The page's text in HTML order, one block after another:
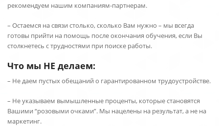
рекомендуем нашим компаниям-партнерам.
– Остаемся на связи столько, сколько Вам нужно – мы всегда
готовы прийти на помощь после окончания обучения, если Вы
столкнетесь с трудностями при поиске работы.
Что мы НЕ делаем:
– Не даем пустых обещаний о гарантированном трудоустройстве.
– Не указываем вымышленные проценты, которые становятся
Вашими “розовыми очками”. Мы нацелены на результат, а не на
маркетинг.